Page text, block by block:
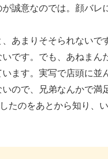
誠意なのでは。顔バレ
あまりそそられないで
です。でも、あねまん
ます。実写で店頭に並
ので、兄弟なんかで満
たのをあとから知り、